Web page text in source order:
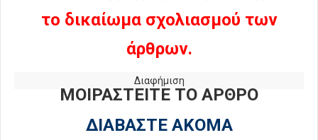
το δικαίωμα σχολιασμού των
άρθρων.
Διαφήμιση
ΜΟΙΡΑΣΤΕΙΤΕ ΤΟ ΑΡΘΡΟ
ΔΙΑΒΑΣΤΕ ΑΚΟΜΑ